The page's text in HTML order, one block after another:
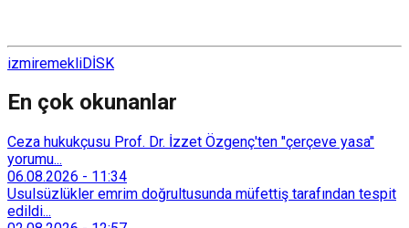
izmiremekliDİSK
En çok okunanlar
Ceza hukukçusu Prof. Dr. İzzet Özgenç'ten "çerçeve yasa"
yorumu...
06.08.2026 - 11:34
Usulsüzlükler emrim doğrultusunda müfettiş tarafından tespit
edildi...